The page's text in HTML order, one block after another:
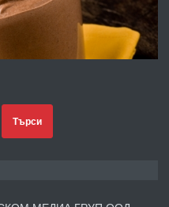
преди 2 дни
в гр. Хасково кв.
537 426
Търси